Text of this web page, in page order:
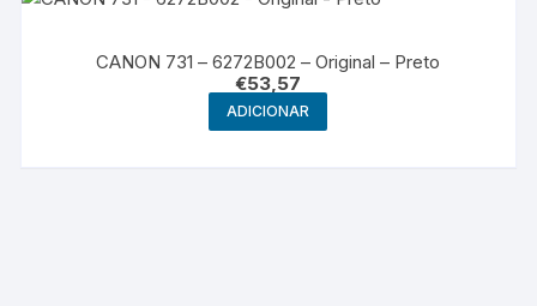
CANON 731 – 6272B002 – Original – Preto
€53,57
ADICIONAR